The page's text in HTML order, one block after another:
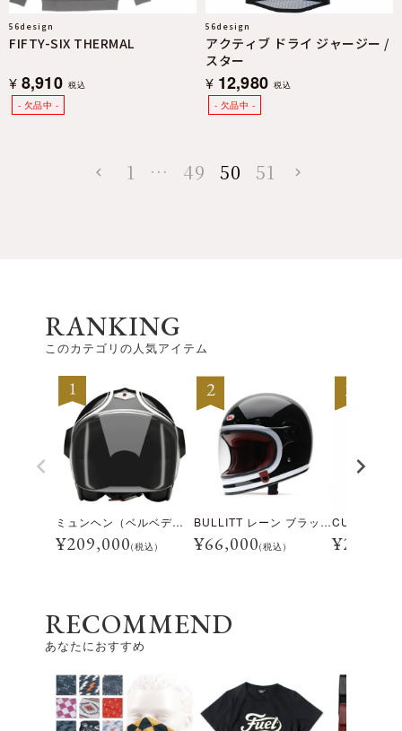
56design
FIFTY-SIX THERMAL
¥ 8,910 税込
56design
アクティブ ドライ ジャージー /
スター
¥ 12,980 税込
1 … 49 50 51
RANKING
このカテゴリの人気アイテム
ミュンヘン（ベルベデーレ）
¥209,000(税込)
BULLITT レーン ブラック/ホワイト
¥66,000(税込) ¥28,600
RECOMMEND
あなたにおすすめ